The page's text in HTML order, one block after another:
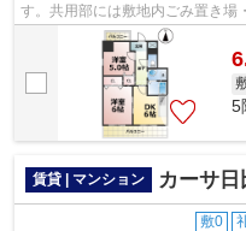
す。共用部には敷地内ごみ置き場
利用できる場所にあり、アクセス
5
賃貸 | マンション カーサ日
敷0